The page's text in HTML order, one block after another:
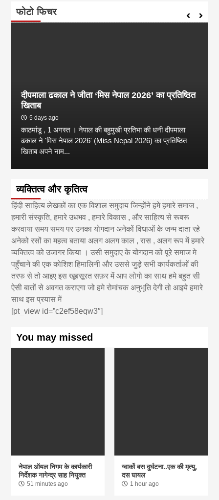
फोटो फिचर
दीपमाला ढकाल ने जीता ‘मिस नेपाल 2026’ का प्रतिष्ठित
खिताब
5 days ago
काठमांडू , 1 अगस्त । नेपाल की बहुमुखी प्रतिभा की धनी दीपमाला
ढकाल ने 'मिस नेपाल 2026' (Miss Nepal 2026) का प्रतिष्ठित
खिताब अपने नाम...
व्यक्तित्व और कृतित्व
हिंदी साहित्य लेखकों का एक विशाल समुदाय जिन्होंने हमे हमारे समाज ,
हमारी संस्कृति, हमारे उधभव , हमारे विकास , और साहित्य से रूबरू
करवाया समय समय पर उनका योगदान अनेकों विधाओं के जन्म दाता रहे
अनेको रसों का महत्व बताया अलग अलग काल , रास , अलग रूप में हमारे
व्यक्तित्व को उजागर किया । उसी समुदाए के योगदान को पूरे समाज मे
पहुँचाने की एक कोशिश हिमालिनी और उससे जुड़े सभी कार्यकर्ताओं की
तरफ से तो आइए इस खूबसूरत सफ़र में आप लोगो का साथ हमे बहुत सी
ऐसी बातों से अवगत कराएगा जो हमे रोमांचक अनुभूति देगी तो आइये हमारे
साथ इस प्रयास में
[pt_view id=”c2ef58eqw3″]
You may missed
नेपाल ऑयल निगम के कार्यकारी
निर्देशक नागेन्द्र साह नियुक्त
51 minutes ago
ग्वार्को बस दुर्घटना..एक की मृत्यु,
दस घायल
1 hour ago